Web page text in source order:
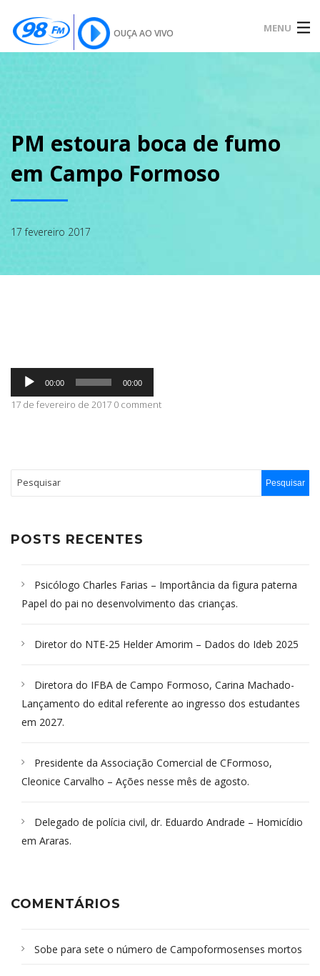
OUÇA AO VIVO MENU
SOBRE
CONTATO
PM estoura boca de fumo
em Campo Formoso
17 fevereiro 2017
Tocador
áudio
00:00 00:00
17 de fevereiro de 2017 0 comment
POSTS RECENTES
Psicólogo Charles Farias – Importância da figura paterna
Papel do pai no desenvolvimento das crianças.
Diretor do NTE-25 Helder Amorim – Dados do Ideb 2025
Diretora do IFBA de Campo Formoso, Carina Machado-
Lançamento do edital referente ao ingresso dos estudantes
em 2027.
Presidente da Associação Comercial de CFormoso,
Cleonice Carvalho – Ações nesse mês de agosto.
Delegado de polícia civil, dr. Eduardo Andrade – Homicídio
em Araras.
COMENTÁRIOS
Sobe para sete o número de Campoformosenses mortos